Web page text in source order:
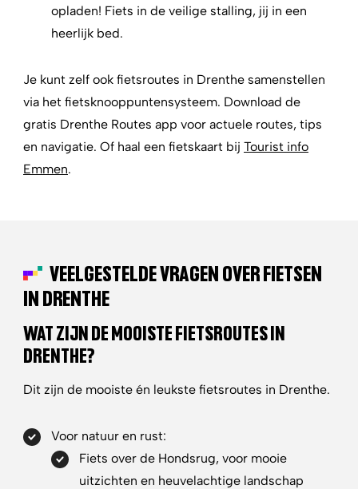
opladen! Fiets in de veilige stalling, jij in een
heerlijk bed.
Je kunt zelf ook fietsroutes in Drenthe samenstellen
via het fietsknooppuntensysteem. Download de
gratis Drenthe Routes app voor actuele routes, tips
en navigatie. Of haal een fietskaart bij Tourist info
Emmen.
VEELGESTELDE VRAGEN OVER FIETSEN
IN DRENTHE
WAT ZIJN DE MOOISTE FIETSROUTES IN
DRENTHE?
Dit zijn de mooiste én leukste fietsroutes in Drenthe.
Voor natuur en rust:
Fiets over de Hondsrug, voor mooie
uitzichten en heuvelachtige landschap